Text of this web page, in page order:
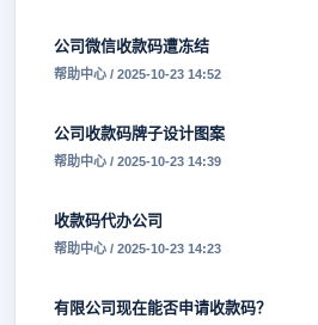
公司微信收款码遭冻结
帮助中心 / 2025-10-23 14:52
公司收款码牌子设计图案
帮助中心 / 2025-10-23 14:39
收款码代办公司
帮助中心 / 2025-10-23 14:23
有限公司现在能否申请收款码？